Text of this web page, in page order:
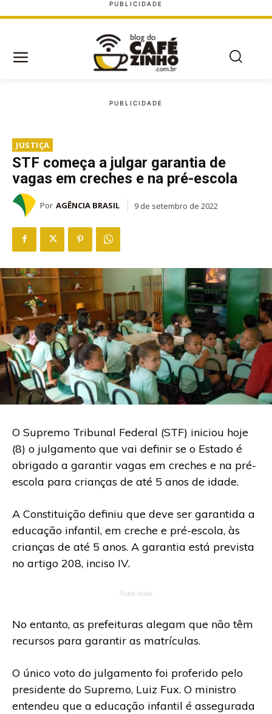
JUSTIÇA
STF começa a julgar garantia de
vagas em creches e na pré-escola
Por AGÊNCIA BRASIL 9 de setembro de 2022
O Supremo Tribunal Federal (STF) iniciou hoje
(8) o julgamento que vai definir se o Estado é
obrigado a garantir vagas em creches e na pré-
escola para crianças de até 5 anos de idade.
A Constituição definiu que deve ser garantida a
educação infantil, em creche e pré-escola, às
crianças de até 5 anos. A garantia está prevista
no artigo 208, inciso IV.
- Publicidade -
No entanto, as prefeituras alegam que não têm
recursos para garantir as matrículas.
O único voto do julgamento foi proferido pelo
presidente do Supremo, Luiz Fux. O ministro
entendeu que a educação infantil é assegurada